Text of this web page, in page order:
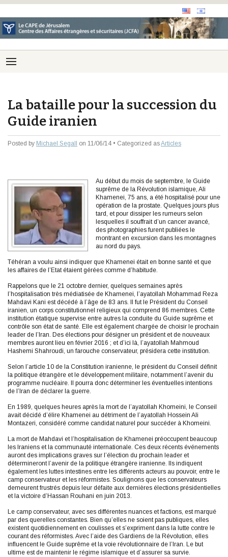
La bataille pour la succession du
Guide iranien
Posted by Michael Segall on 11/06/14 • Categorized asArticles
Au début du mois de septembre, le Guide
suprême de la Révolution islamique, Ali
Khamenei, 75 ans, a été hospitalisé pour une
opération de la prostate. Quelques jours plus
tard, et pour dissiper les rumeurs selon
lesquelles il souffrait d’un cancer avancé,
des photographies furent publiées le
montrant en excursion dans les montagnes
au nord du pays.
Téhéran a voulu ainsi indiquer que Khamenei était en bonne santé et que
les affaires de l’Etat étaient gérées comme d’habitude.
Rappelons que le 21 octobre dernier, quelques semaines après
l’hospitalisation très médiatisée de Khamenei, l’ayatollah Mohammad Reza
Mahdavi Kani est décédé à l’âge de 83 ans. Il fut le Président du Conseil
iranien, un corps constitutionnel religieux qui comprend 86 membres. Cette
institution étatique supervise entre autres la conduite du Guide suprême et
contrôle son état de santé. Elle est également chargée de choisir le prochain
leader de l’Iran. Des élections pour désigner un président et de nouveaux
membres auront lieu en février 2016 ; et d’ici là, l’ayatollah Mahmoud
Hashemi Shahroudi, un farouche conservateur, présidera cette institution.
Selon l’article 10 de la Constitution iranienne, le président du Conseil définit
la politique étrangère et le développement militaire, notamment l’avenir du
programme nucléaire. Il pourra donc déterminer les éventuelles intentions
de l’Iran de déclarer la guerre.
En 1989, quelques heures après la mort de l’ayatollah Khomeini, le Conseil
avait décidé d’élire Khamenei au détriment de l’ayatollah Hossein Ali
Montazeri, considéré comme candidat naturel pour succéder à Khomeini.
La mort de Mahdavi et l’hospitalisation de Khamenei préoccupent beaucoup
les Iraniens et la communauté internationale. Ces deux récents événements
auront des implications graves sur l’élection du prochain leader et
détermineront l’avenir de la politique étrangère iranienne. Ils indiquent
également les luttes intestines entre les différents acteurs au pouvoir, entre le
camp conservateur et les réformistes. Soulignons que les conservateurs
demeurent frustrés depuis leur défaite aux dernières élections présidentielles
et la victoire d’Hassan Rouhani en juin 2013.
Le camp conservateur, avec ses différentes nuances et factions, est marqué
par des querelles constantes. Bien qu’elles ne soient pas publiques, elles
existent quotidiennement en coulisses et s’expriment dans la lutte contre le
courant des réformistes. Avec l’aide des Gardiens de la Révolution, elles
influencent le Guide suprême et la voie révolutionnaire de l’Iran. Le but
ultime est de maintenir le régime islamique et d’assurer sa survie.